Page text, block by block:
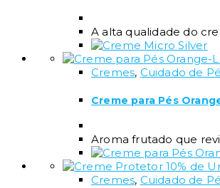
A alta qualidade do
Cremes, Cuidado de
Creme para Pés
Aroma frutado que
Cremes, Cuidado de